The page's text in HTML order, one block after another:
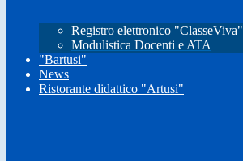
Registro elettronico "ClasseViva"
Modulistica Docenti e ATA
"Bartusi"
News
Ristorante didattico "Artusi"